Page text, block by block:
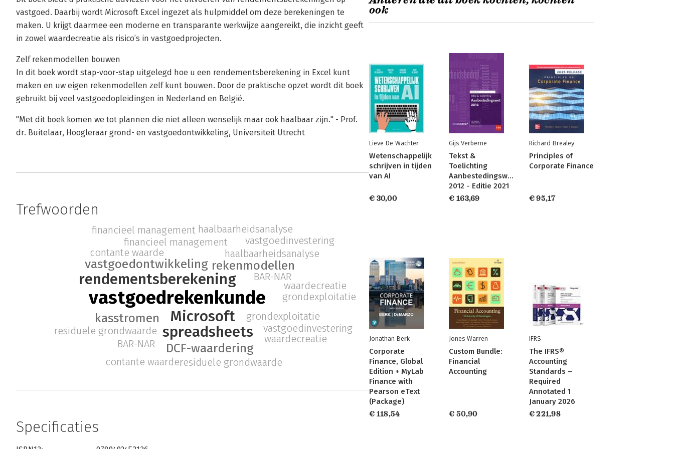
vastgoed. Daarbij wordt Microsoft Excel ingezet als hulpmiddel om deze berekeningen te
maken. U krijgt daarmee een moderne en transparante werkwijze aangereikt, die inzicht geeft
in zowel waardecreatie als risico’s in vastgoedprojecten.
Zelf rekenmodellen bouwen
In dit boek wordt stap-voor-stap uitgelegd hoe u een rendementsberekening in Excel kunt
maken en uw eigen rekenmodellen zelf kunt bouwen. Door de praktische opzet wordt dit boek
gebruikt bij veel vastgoedopleidingen in Nederland en België.
"Met dit boek komen we tot plannen die niet alleen wenselijk maar ook haalbaar zijn." - Prof.
dr. Buitelaar, Hoogleraar grond- en vastgoedontwikkeling, Universiteit Utrecht
Trefwoorden
vastgoedrekenkunde
Microsoft
rendementsberekening
spreadsheets
vastgoedontwikkeling
DCF-waardering
kasstromen
rekenmodellen
BAR-NAR
residuele grondwaarde
grondexploitatie
contante waarde
financieel management
haalbaarheidsanalyse
waardecreatie
vastgoedinvestering
BAR-NAR
residuele grondwaarde
grondexploitatie
contante waarde
financieel management haalbaarheidsanalyse
waardecreatie
vastgoedinvestering
Specificaties
ook
Lieve De Wachter
Wetenschappelijk
schrijven in tijden
van AI
€ 30,00
Gijs Verberne
Tekst &
Toelichting
Aanbestedingswet
2012 - Editie 2021
€ 163,69
Richard Brealey
Principles of
Corporate Finance
€ 95,17
Jonathan Berk
Corporate
Finance, Global
Edition + MyLab
Finance with
Pearson eText
(Package)
€ 118,54
Jones Warren
Custom Bundle:
Financial
Accounting
€ 50,90
IFRS
The IFRS®
Accounting
Standards –
Required
Annotated 1
January 2026
€ 221,98